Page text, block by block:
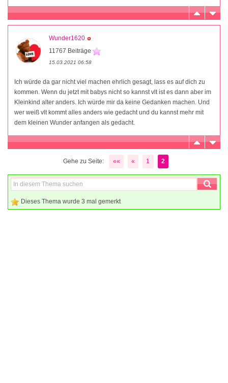
Wunder1620
11767 Beiträge
15.03.2021 06:58
Ich würde da gar nicht viel machen ehrlich gesagt, lass es auf dich zu
kommen. Wenn du jetzt mit babys nicht so kannst vlt ist es dann aber im
Kleinkind alter anders. Ich würde mir da keine Gedanken machen. Und
wer weiß vlt kommt alles anders wie gedacht und du kannst mehr mit
dem kleinen Wunder anfangen als gedacht.
Gehe zu Seite: «« « 1 2
Dieses Thema wurde 3 mal gemerkt